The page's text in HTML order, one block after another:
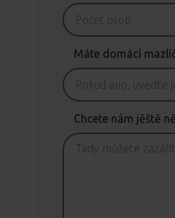
Máte domácí
Chcete nám jěště